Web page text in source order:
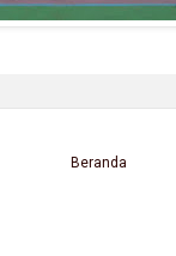
Beranda